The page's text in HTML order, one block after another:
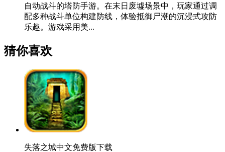
自动战斗的塔防手游。在末日废墟场景中，玩家通过调
配多种战斗单位构建防线，体验抵御尸潮的沉浸式攻防
乐趣。游戏采用美...
猜你喜欢
失落之城中文免费版下载